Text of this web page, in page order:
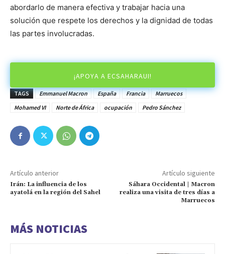
abordarlo de manera efectiva y trabajar hacia una
solución que respete los derechos y la dignidad de todas
las partes involucradas.
¡APOYA A ECSAHARAUI!
TAGS Emmanuel Macron España Francia
Marruecos
Mohamed VI
Norte de África ocupación Pedro Sánchez
Artículo anterior
Irán: La influencia de los
ayatolá en la región del Sahel
Artículo siguiente
Sáhara Occidental | Macron
realiza una visita de tres días a
Marruecos
MÁS NOTICIAS